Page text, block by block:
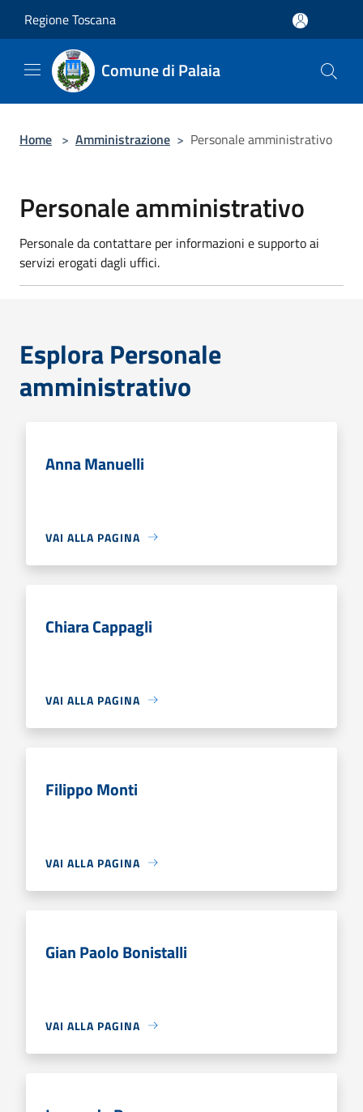
Regione Toscana
Comune di Palaia
Home > Amministrazione > Personale amministrativo
Personale amministrativo
Personale da contattare per informazioni e supporto ai
servizi erogati dagli uffici.
Esplora Personale
amministrativo
Anna Manuelli
VAI ALLA PAGINA
Chiara Cappagli
VAI ALLA PAGINA
Filippo Monti
VAI ALLA PAGINA
Gian Paolo Bonistalli
VAI ALLA PAGINA